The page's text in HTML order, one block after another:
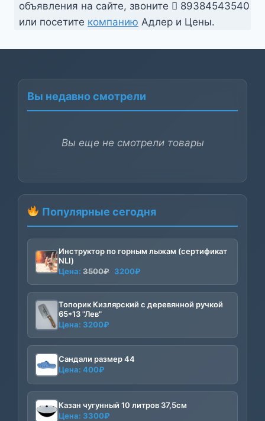
объявления на сайте, звоните
89384543540
или посетите компанию Адлер и Цены.
Вы недавно смотрели
Вы еще не смотрели товары
Популярные сегодня
Инструктор по горным лыжам (сертификат
NLI)
Цена: 3500₽ Первоначальная
составляла
3500₽.
3200₽
3200₽.
Топорик Кизлярский с деревянной ручкой
65*13 "Лев"
Цена: 3200₽
Сандали размер 44
Цена: 400₽
Казан чугунный 10 литров 37,5см
Цена: 3300₽